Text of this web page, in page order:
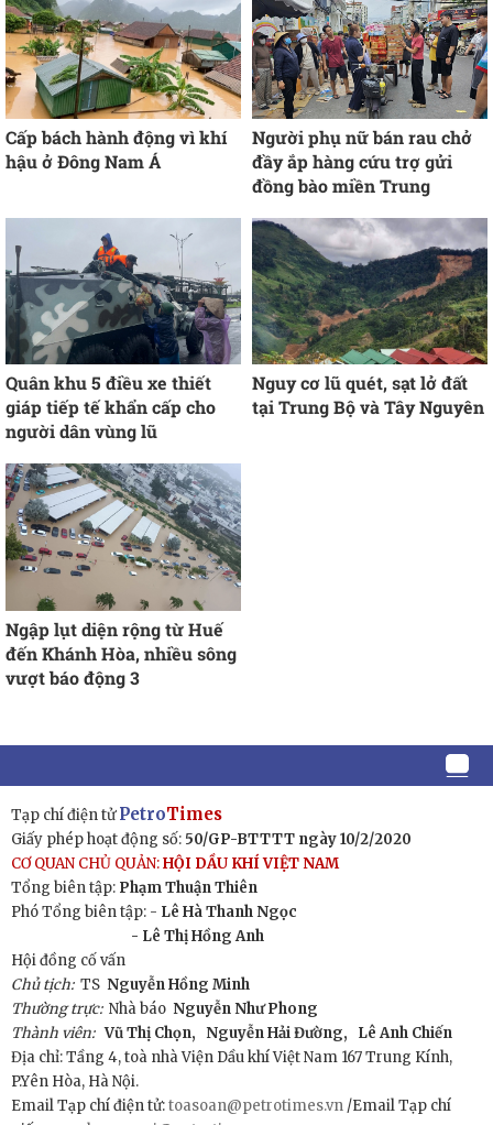
Cấp bách hành động vì khí
hậu ở Đông Nam Á
Người phụ nữ bán rau chở
đầy ắp hàng cứu trợ gửi
đồng bào miền Trung
Quân khu 5 điều xe thiết
giáp tiếp tế khẩn cấp cho
người dân vùng lũ
Nguy cơ lũ quét, sạt lở đất
tại Trung Bộ và Tây Nguyên
Ngập lụt diện rộng từ Huế
đến Khánh Hòa, nhiều sông
vượt báo động 3
Tạp chí điện tửPetroTimes
Giấy phép hoạt động số: 50/GP-BTTTT ngày 10/2/2020
CƠ QUAN CHỦ QUẢN:HỘI DẦU KHÍ VIỆT NAM
Tổng biên tập: Phạm Thuận Thiên
Phó Tổng biên tập: - Lê Hà Thanh Ngọc
- Lê Thị Hồng Anh
Hội đồng cố vấn
Chủ tịch:TS Nguyễn Hồng Minh
Thường trực: Nhà báo Nguyễn Như Phong
Thành viên: Vũ Thị Chọn, Nguyễn Hải Đường,
Lê Anh Chiến
Địa chỉ: Tầng 4, toà nhà Viện Dầu khí Việt Nam 167 Trung Kính,
P.Yên Hòa, Hà Nội.
Email Tạp chí điện tử:toasoan@petrotimes.vn /Email Tạp chí